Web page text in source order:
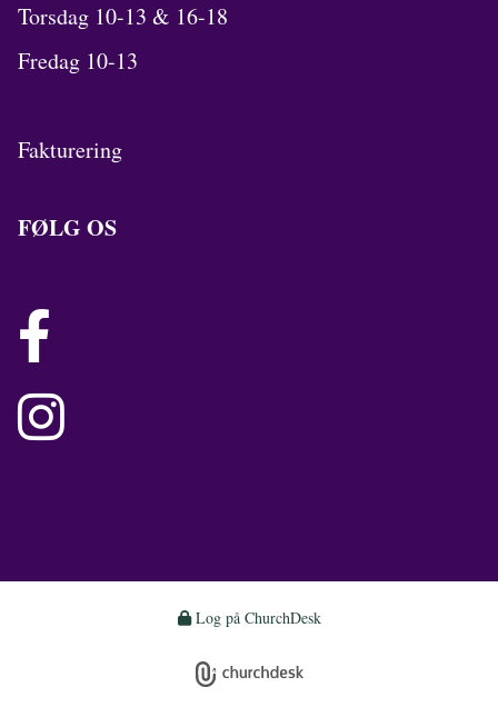
Torsdag 10-13 & 16-18
Fredag 10-13
Fakturering
FØLG OS


Log på ChurchDesk